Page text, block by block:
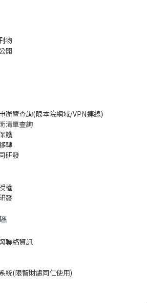
物
開
辦暨查詢(限本院網域/VPN連線)
清單查詢
護
轉
研發
權
發
聯絡資訊
統(限智財處同仁使用)